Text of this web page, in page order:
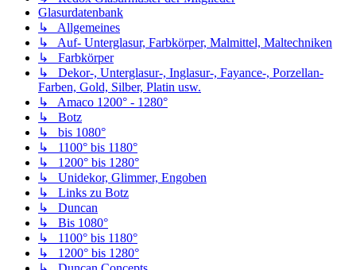
Glasurdatenbank
↳ Allgemeines
↳ Auf- Unterglasur, Farbkörper, Malmittel, Maltechniken
↳ Farbkörper
↳ Dekor-, Unterglasur-, Inglasur-, Fayance-, Porzellan-
Farben, Gold, Silber, Platin usw.
↳ Amaco 1200° - 1280°
↳ Botz
↳ bis 1080°
↳ 1100° bis 1180°
↳ 1200° bis 1280°
↳ Unidekor, Glimmer, Engoben
↳ Links zu Botz
↳ Duncan
↳ Bis 1080°
↳ 1100° bis 1180°
↳ 1200° bis 1280°